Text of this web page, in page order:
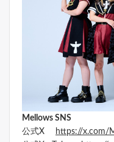
Mellows SNS
公式X
https://x.com/